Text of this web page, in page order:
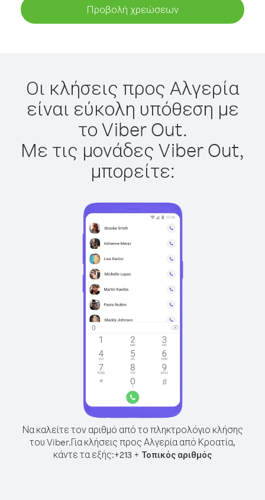
Προβολή χρεώσεων
Οι κλήσεις προς Αλγερία
είναι εύκολη υπόθεση με
το Viber Out.
Με τις μονάδες Viber Out,
μπορείτε:
Να καλείτε τον αριθμό από το πληκτρολόγιο κλήσης
του Viber.Για κλήσεις προς Αλγερία από Κροατία,
κάντε τα εξής:+213 + Τοπικός αριθμός